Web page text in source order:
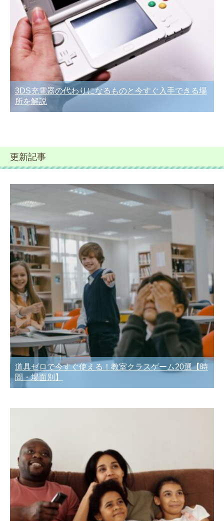
3DS充電器の代わりになるものと今すぐ入手できる場
所を解説
更新記事
道具ゼロで今すぐ使える！教室クラスゲーム20選【時
間・場面別】